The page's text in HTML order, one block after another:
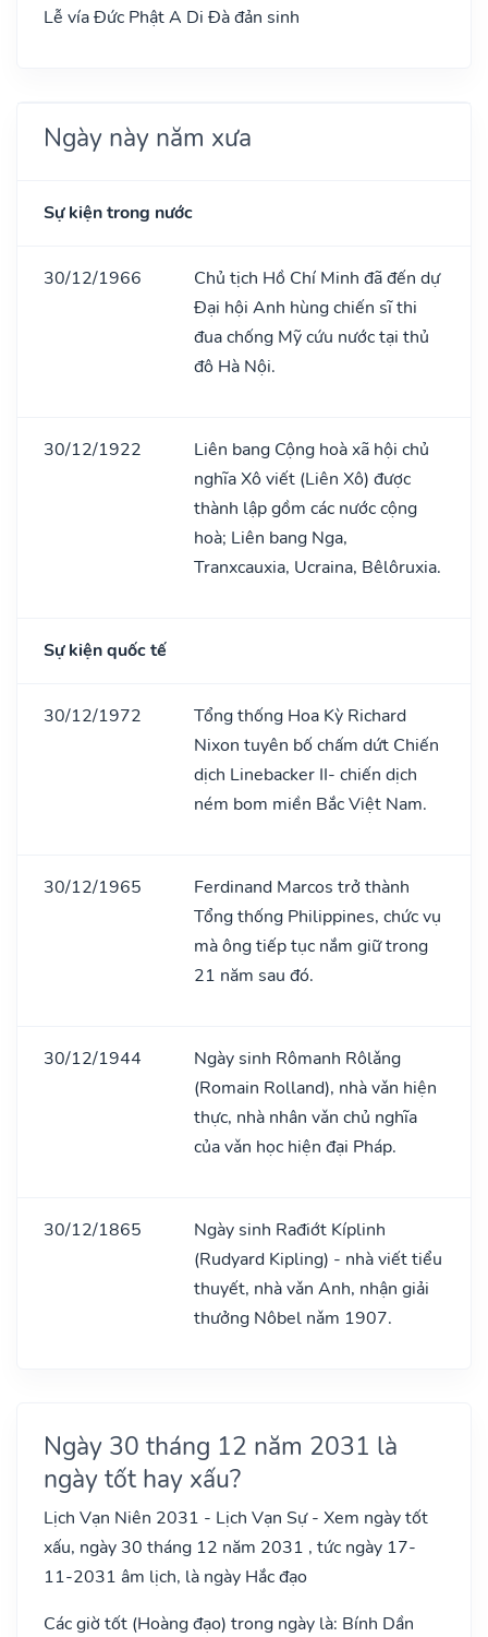
Lễ vía Đức Phật A Di Đà đản sinh
Ngày này năm xưa
Sự kiện trong nước
30/12/1966
Chủ tịch Hồ Chí Minh đã đến dự
Đại hội Anh hùng chiến sĩ thi
đua chống Mỹ cứu nước tại thủ
đô Hà Nội.
30/12/1922
Liên bang Cộng hoà xã hội chủ
nghĩa Xô viết (Liên Xô) được
thành lập gồm các nước cộng
hoà; Liên bang Nga,
Tranxcauxia, Ucraina, Bêlôruxia.
Sự kiện quốc tế
30/12/1972
Tổng thống Hoa Kỳ Richard
Nixon tuyên bố chấm dứt Chiến
dịch Linebacker II- chiến dịch
ném bom miền Bắc Việt Nam.
30/12/1965
Ferdinand Marcos trở thành
Tổng thống Philippines, chức vụ
mà ông tiếp tục nắm giữ trong
21 năm sau đó.
30/12/1944
Ngày sinh Rômanh Rôlǎng
(Romain Rolland), nhà vǎn hiện
thực, nhà nhân vǎn chủ nghĩa
của vǎn học hiện đại Pháp.
30/12/1865
Ngày sinh Rađiớt Kíplinh
(Rudyard Kipling) - nhà viết tiểu
thuyết, nhà vǎn Anh, nhận giải
thưởng Nôbel nǎm 1907.
Ngày 30 tháng 12 năm 2031 là
ngày tốt hay xấu?
Lịch Vạn Niên 2031 - Lịch Vạn Sự - Xem ngày tốt
xấu, ngày 30 tháng 12 năm 2031 , tức ngày 17-
11-2031 âm lịch, là ngày Hắc đạo
Các giờ tốt (Hoàng đạo) trong ngày là: Bính Dần